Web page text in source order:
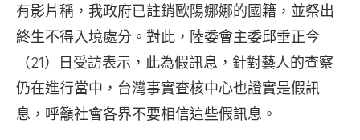
有影片稱，我政府已註銷歐陽娜娜的國籍，並祭出
終生不得入境處分。對此，陸委會主委邱垂正今
（21）日受訪表示，此為假訊息，針對藝人的查察
仍在進行當中，台灣事實查核中心也證實是假訊
息，呼籲社會各界不要相信這些假訊息。